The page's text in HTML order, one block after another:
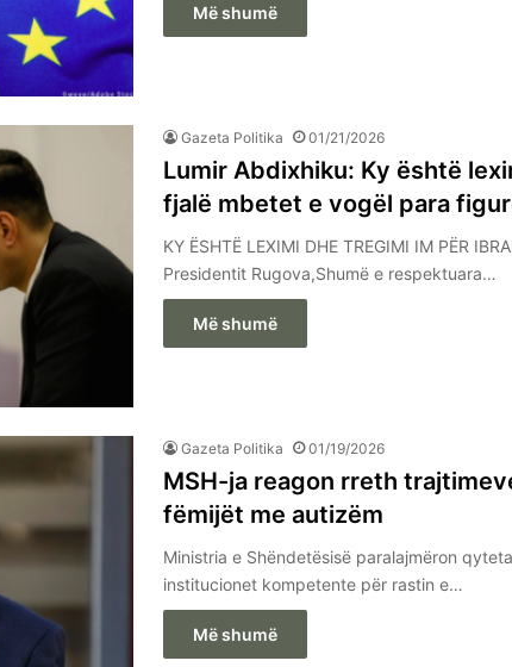
Më shumë
Gazeta Politika 01/21/2026
Lumir Abdixhiku: Ky është
fjalë mbetet e vogël para
KY ËSHTË LEXIMI DHE TREGIMI IM PËR
Presidentit Rugova,Shumë e respektuara…
Më shumë
Gazeta Politika 01/19/2026
MSH-ja reagon rreth
fëmijët me autizëm
Ministria e Shëndetësisë paralajmëron
institucionet kompetente për rastin e…
Më shumë